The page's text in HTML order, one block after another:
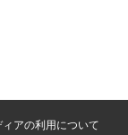
アの利用について